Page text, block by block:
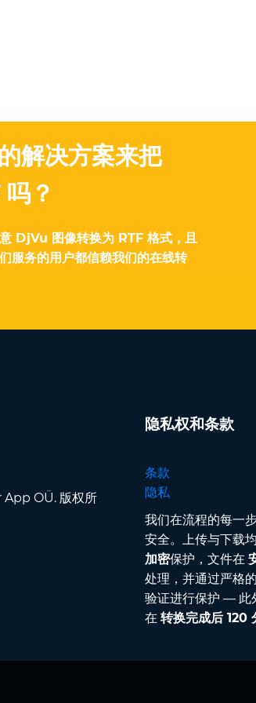
解决方案来把
？
DjVu 图像转换为 RTF 格式，且
服务的用户都信赖我们的在线转
OÜ. 版权所
隐私权和条款
条款
隐私
我们在流程的每一
安全。上传与下载
加密保护，文件在
处理，并通过严格
验证进行保护 — 此
在 转换完成后 120